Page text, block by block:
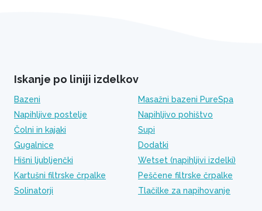
Iskanje po liniji izdelkov
Bazeni
Masažni bazeni PureSpa
Napihljive postelje
Napihljivo pohištvo
Čolni in kajaki
Supi
Gugalnice
Dodatki
Hišni ljubljenčki
Wetset (napihljivi izdelki)
Kartušni filtrske črpalke
Peščene filtrske črpalke
Solinatorji
Tlačilke za napihovanje